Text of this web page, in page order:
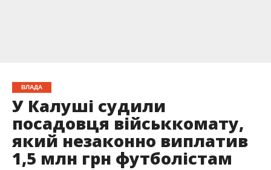
ВЛАДА
У Калуші судили
посадовця військкомату,
який незаконно виплатив
1,5 млн грн футболістам